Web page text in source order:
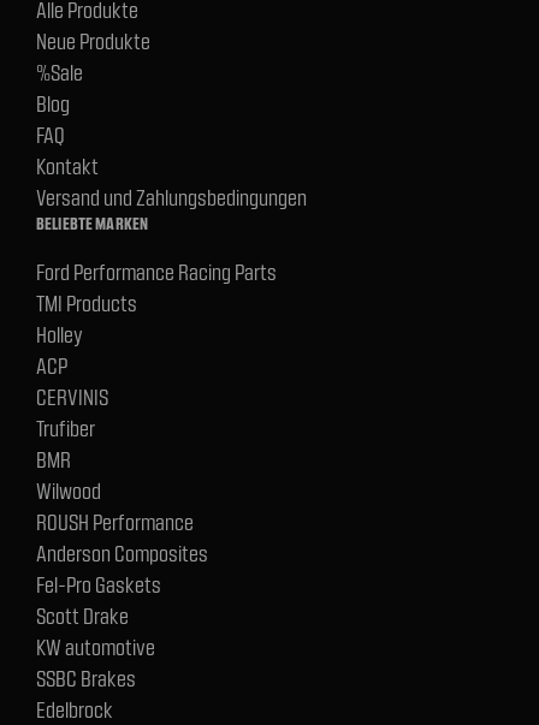
Alle Produkte
Neue Produkte
%Sale
Blog
FAQ
Kontakt
Versand und Zahlungsbedingungen
BELIEBTE MARKEN
Ford Performance Racing Parts
TMI Products
Holley
ACP
CERVINIS
Trufiber
BMR
Wilwood
ROUSH Performance
Anderson Composites
Fel-Pro Gaskets
Scott Drake
KW automotive
SSBC Brakes
Edelbrock